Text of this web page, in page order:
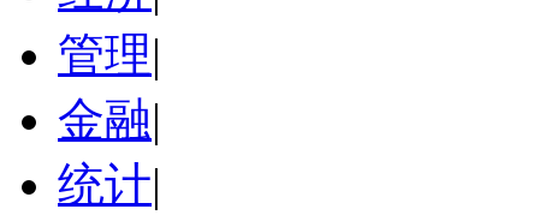
管理|
金融|
统计|